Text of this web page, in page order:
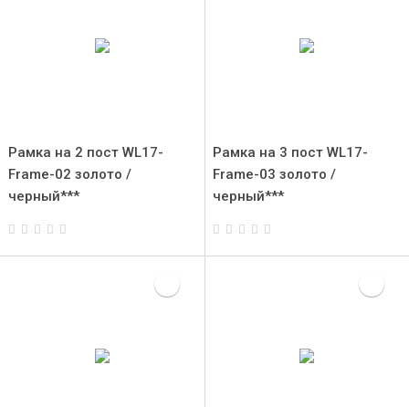
Рамка на 2 пост WL17-
Frame-02 золото /
черный***
Рамка на 3 пост WL17-
Frame-03 золото /
черный***